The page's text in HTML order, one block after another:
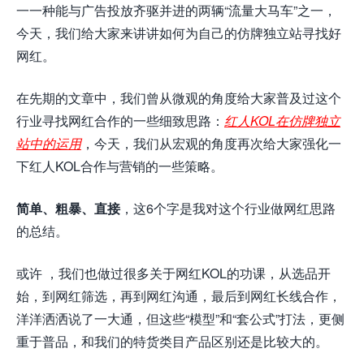
一一种能与广告投放齐驱并进的两辆“流量大马车”之一，
今天，我们给大家来讲讲如何为自己的仿牌独立站寻找好
网红。
在先期的文章中，我们曾从微观的角度给大家普及过这个
行业寻找网红合作的一些细致思路： 红人KOL在仿牌独立
站中的运用，今天，我们从宏观的角度再次给大家强化一
下红人KOL合作与营销的一些策略。
简单、粗暴、直接，这6个字是我对这个行业做网红思路
的总结。
或许 ，我们也做过很多关于网红KOL的功课，从选品开
始，到网红筛选，再到网红沟通，最后到网红长线合作，
洋洋洒洒说了一大通，但这些“模型”和“套公式”打法，更侧
重于普品，和我们的特货类目产品区别还是比较大的。